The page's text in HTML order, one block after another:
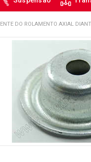
DO ROLAMENTO AXIAL